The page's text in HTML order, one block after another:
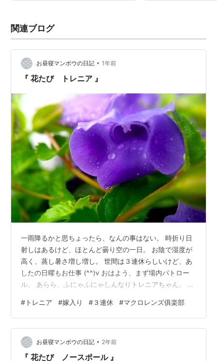
関連ブログ
お昼寝マンボウの日記 • 1年前
『 花たび トレニア 』
一雨降るかと思ちょったら、なんの事はない。 時折り日
射しはあるけど、ほとんど曇り空の一日。 お陰で湿度が
高く、蒸し暑さ増し増し。 世間は３連休らしいけど、あ
したの日曜もお仕事 (^^)v おはよう、まず場内パトロー
ル。 あらら、ふにゃふにゃしんなりトレニアちゃん。 暑
朝ごはんあげるけんな。 昼過ぎ、気になって見に行った
ら元気に立ち上がっていた。 間に合って、よかった。 そ
げこげしよったら、主任さん。 『 アンタ、今日は写真を
撮ったかえ 』 『 ハイ、しっかり撮れニア 』・・・ (^^;;
インドネシア半島原産、寒さに弱く秋の終わりには枯れ
# トレニア #嫁入り #３連休 #マクロレンズ俱楽部
お昼寝マンボウの日記 • 2年前
『 花たび ノースポール 』